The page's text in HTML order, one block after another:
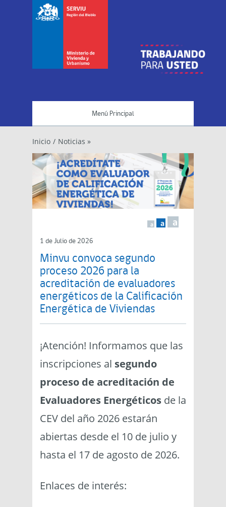
Menú Principal
Inicio / Noticias »
a a a
1 de Julio de 2026
Minvu convoca segundo
proceso 2026 para la
acreditación de evaluadores
energéticos de la Calificación
Energética de Viviendas
¡Atención! Informamos que las
inscripciones al segundo
proceso de acreditación de
Evaluadores Energéticos de la
CEV del año 2026 estarán
abiertas desde el 10 de julio y
hasta el 17 de agosto de 2026.
Enlaces de interés: